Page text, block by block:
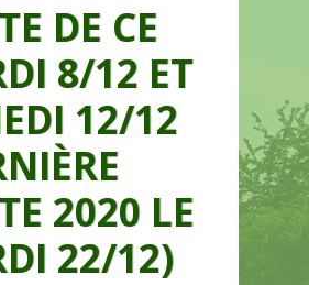
DE CE
8/12 ET
12/12
2020 LE
22/12)